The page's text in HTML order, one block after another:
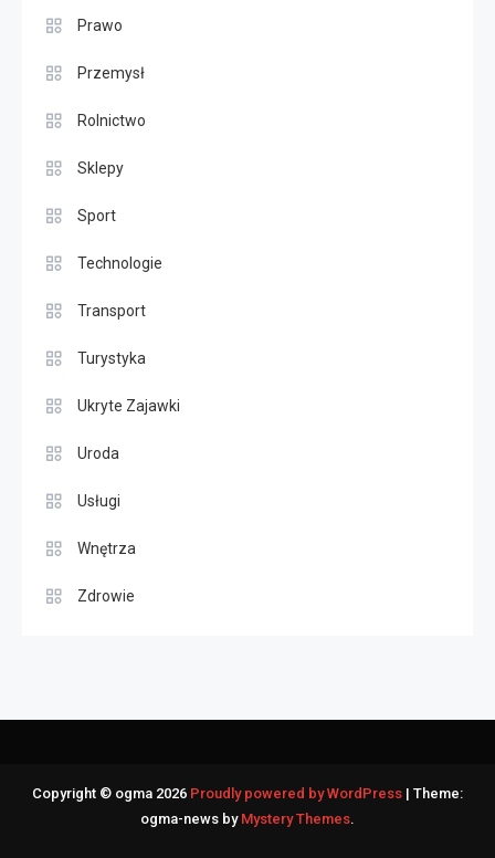
Prawo
Przemysł
Rolnictwo
Sklepy
Sport
Technologie
Transport
Turystyka
Ukryte Zajawki
Uroda
Usługi
Wnętrza
Zdrowie
Copyright © ogma 2026 Proudly powered by WordPress | Theme:
ogma-news by Mystery Themes.